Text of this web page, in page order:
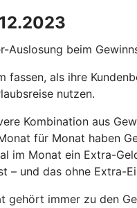
Auslosung beim
fassen, als ihre
nutzen.
Kombination aus
für Monat haben
im Monat ein Extra-
– und das ohne Extra-
gehört immer zu den